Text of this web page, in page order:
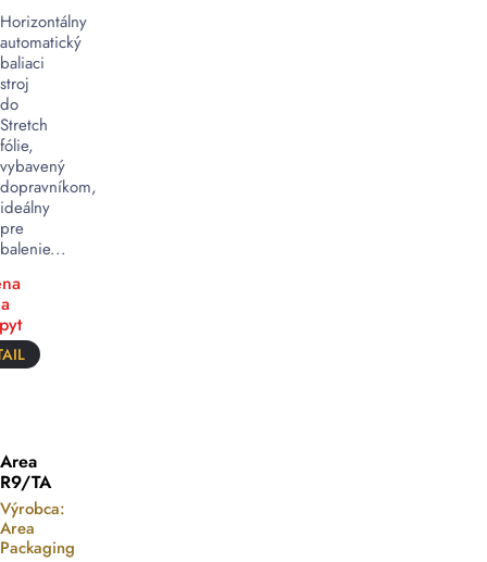
Horizontálny
automatický
baliaci
stroj
do
Stretch
fólie,
vybavený
dopravníkom,
ideálny
pre
balenie...
Area
R9/TA
Výrobca:
Area
Packaging